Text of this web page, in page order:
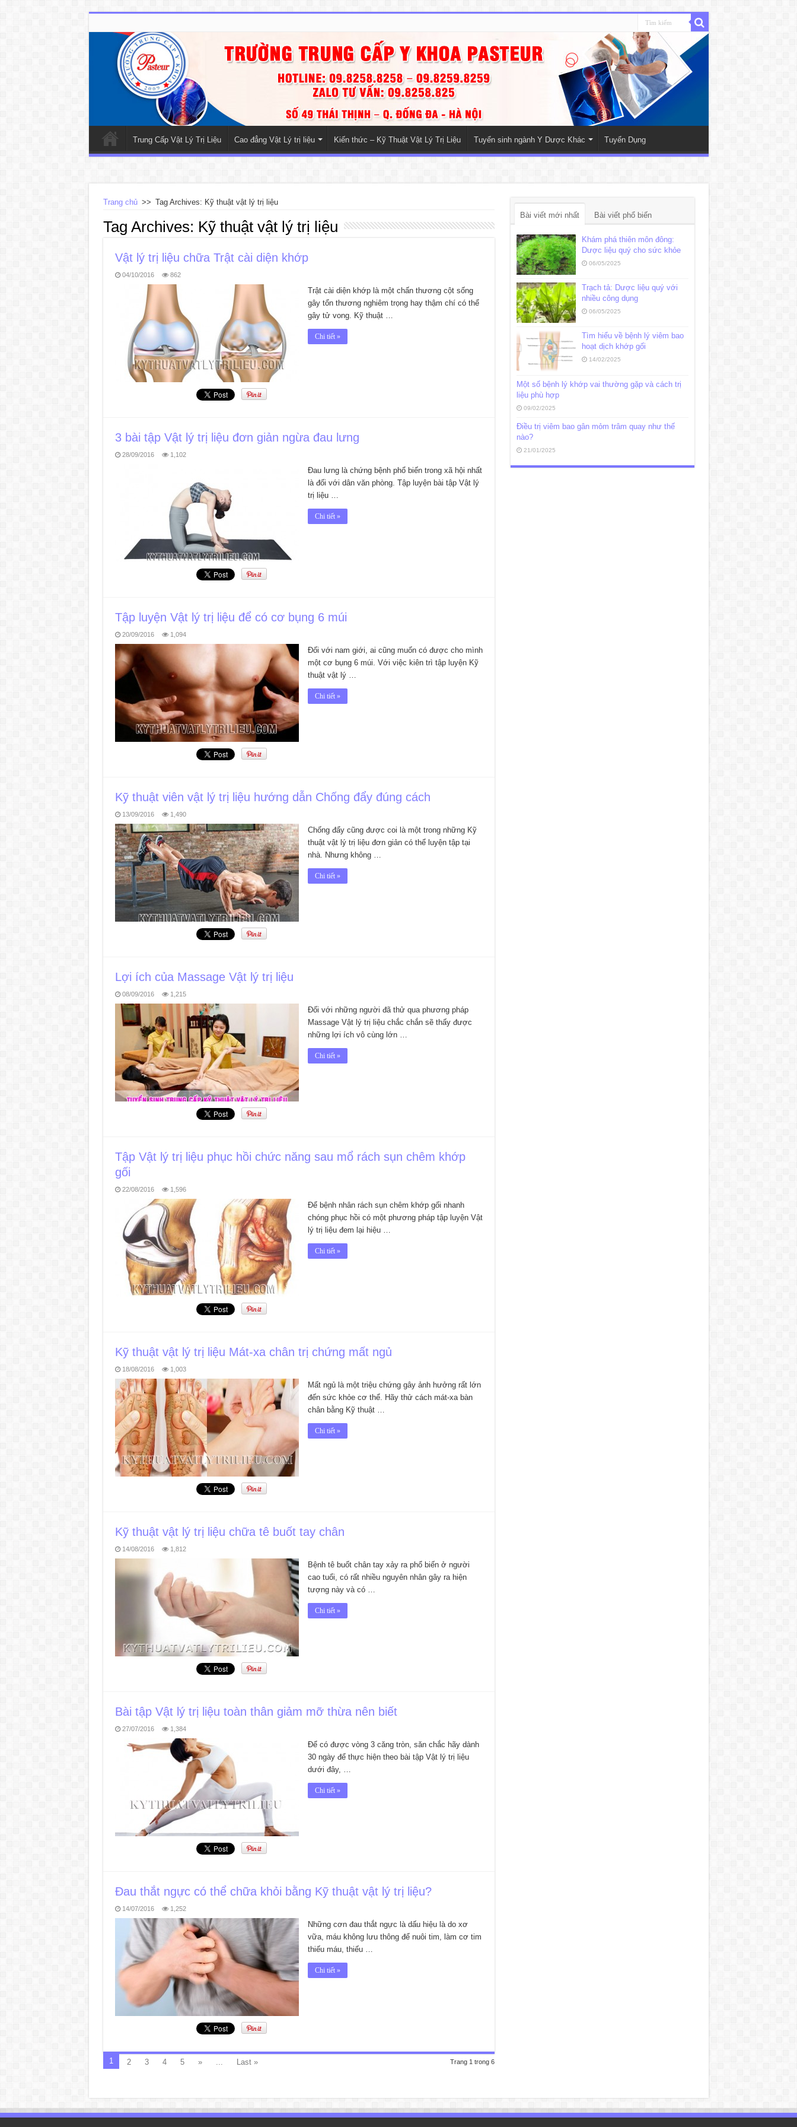
Trung Cấp Vật Lý Trị Liệu Cao đẳng Vật Lý trị liệu Kiến thức – Kỹ Thuật Vật Lý Trị Liệu Tuyển sinh ngành Y Dược Khác Tuyển Dụng
Trang chủ >> Tag Archives: Kỹ thuật vật lý trị liệu
Tag Archives: Kỹ thuật vật lý trị liệu
Vật lý trị liệu chữa Trật cài diện khớp
04/10/2016 862
Trật cài diện khớp là một chấn thương cột sống
gây tổn thương nghiêm trọng hay thậm chí có thể
gây tử vong. Kỹ thuật …
Chi tiết »
3 bài tập Vật lý trị liệu đơn giản ngừa đau lưng
28/09/2016 1,102
Đau lưng là chứng bệnh phổ biến trong xã hội nhất
là đối với dân văn phòng. Tập luyện bài tập Vật lý
trị liệu …
Chi tiết »
Tập luyện Vật lý trị liệu để có cơ bụng 6 múi
20/09/2016 1,094
Đối với nam giới, ai cũng muốn có được cho mình
một cơ bụng 6 múi. Với việc kiên trì tập luyện Kỹ
thuật vật lý …
Chi tiết »
Kỹ thuật viên vật lý trị liệu hướng dẫn Chống đẩy đúng cách
13/09/2016 1,490
Chống đẩy cũng được coi là một trong những Kỹ
thuật vật lý trị liệu đơn giản có thể luyện tập tại
nhà. Nhưng không …
Chi tiết »
Lợi ích của Massage Vật lý trị liệu
08/09/2016 1,215
Đối với những người đã thử qua phương pháp
Massage Vật lý trị liệu chắc chắn sẽ thấy được
những lợi ích vô cùng lớn …
Chi tiết »
Tập Vật lý trị liệu phục hồi chức năng sau mổ rách sụn chêm khớp
gối
22/08/2016 1,596
Để bệnh nhân rách sụn chêm khớp gối nhanh
chóng phục hồi có một phương pháp tập luyện Vật
lý trị liệu đem lại hiệu …
Chi tiết »
Kỹ thuật vật lý trị liệu Mát-xa chân trị chứng mất ngủ
18/08/2016 1,003
Mất ngủ là một triệu chứng gây ảnh hưởng rất lớn
đến sức khỏe cơ thể. Hãy thử cách mát-xa bàn
chân bằng Kỹ thuật …
Chi tiết »
Kỹ thuật vật lý trị liệu chữa tê buốt tay chân
14/08/2016 1,812
Bệnh tê buốt chân tay xảy ra phổ biến ở người
cao tuổi, có rất nhiều nguyên nhân gây ra hiện
tượng này và có …
Chi tiết »
Bài tập Vật lý trị liệu toàn thân giảm mỡ thừa nên biết
27/07/2016 1,384
Để có được vòng 3 căng tròn, săn chắc hãy dành
30 ngày để thực hiện theo bài tập Vật lý trị liệu
dưới đây, …
Chi tiết »
Đau thắt ngực có thể chữa khỏi bằng Kỹ thuật vật lý trị liệu?
14/07/2016 1,252
Những cơn đau thắt ngực là dấu hiệu là do xơ
vữa, máu không lưu thông để nuôi tim, làm cơ tim
thiếu máu, thiếu …
Chi tiết »
Trang 1 trong 6
1 2 3 4 5 » ... Last »
Bài viết mới nhất Bài viết phổ biến
Khám phá thiên môn đông:
Dược liệu quý cho sức khỏe
06/05/2025
Trạch tả: Dược liệu quý với
nhiều công dụng
06/05/2025
Tìm hiểu về bệnh lý viêm bao
hoạt dịch khớp gối
14/02/2025
Một số bệnh lý khớp vai thường gặp và cách trị
liệu phù hợp
09/02/2025
Điều trị viêm bao gân mỏm trâm quay như thế
nào?
21/01/2025